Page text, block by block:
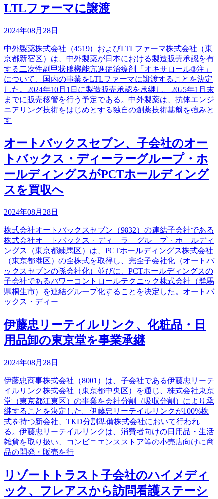
LTLファーマに譲渡
2024年08月28日
中外製薬株式会社（4519）およびLTLファーマ株式会社（東
京都新宿区）は、中外製薬が日本における製造販売承認を有
する二次性副甲状腺機能亢進症治療剤「オキサロール®注」
について、国内の事業をLTLファーマに譲渡することを決定
した。2024年10月1日に製造販売承認を承継し、2025年1月末
までに販売移管を行う予定である。中外製薬は、抗体エンジ
ニアリング技術をはじめとする独自の創薬技術基盤を強みと
す
オートバックスセブン、子会社のオー
トバックス・ディーラーグループ・ホ
ールディングスがPCTホールディング
スを買収へ
2024年08月28日
株式会社オートバックスセブン（9832）の連結子会社である
株式会社オートバックス・ディーラーグループ・ホールディ
ングス（東京都練馬区）は、PCTホールディングス株式会社
（東京都港区）の全株式を取得し、完全子会社化（オートバ
ックスセブンの孫会社化）並びに、PCTホールディングスの
子会社であるパワーコントロールテクニック株式会社（群馬
県桐生市）を連結グループ化することを決定した。オートバ
ックス・ディー
伊藤忠リーテイルリンク、化粧品・日
用品卸の東京堂を事業承継
2024年08月28日
伊藤忠商事株式会社（8001）は、子会社である伊藤忠リーテ
イルリンク株式会社（東京都中央区）を通じ、株式会社東京
堂（東京都江東区）の事業を会社分割（吸収分割）により承
継することを決定した。伊藤忠リーテイルリンクが100%株
式を持つ新会社、TKD分割準備株式会社において行われ
る。伊藤忠リーテイルリンクは、消費者向けの日用品・生活
雑貨を取り扱い、コンビニエンスストア等の小売店向けに商
品の開発・販売を行
リゾートトラスト子会社のハイメディ
ック、フレアスから訪問看護ステーシ